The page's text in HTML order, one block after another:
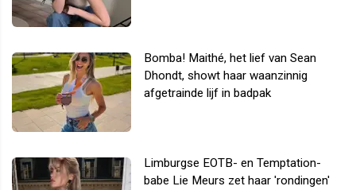
Bomba! Maithé, het lief van Sean
Dhondt, showt haar waanzinnig
afgetrainde lijf in badpak
Limburgse EOTB- en Temptation-
babe Lie Meurs zet haar 'rondingen'